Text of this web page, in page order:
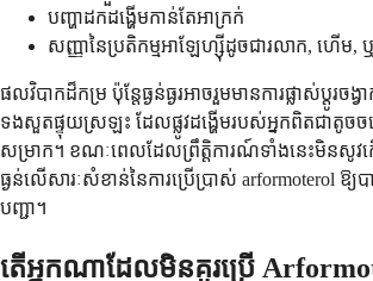
បញ្ហាដកដង្ហើមកាន់តែអាក្រក់
សញ្ញានៃប្រតិកម្មអាឡែហ្ស៊ីដូចជារលាក, ហើម,
ផលវិបាកដ៏កម្រ ប៉ុន្តែធ្ងន់ធ្ងរអាចរួមមានការផ្លាស់ប្តូរចង្វ
ទងសួតផ្ទុយស្រឡះ ដែលផ្លូវដង្ហើមរបស់អ្នកពិតជាតូចច
សម្រាក។ ខណៈពេលដែលព្រឹត្តិការណ៍ទាំងនេះមិនសូវក
ធ្ងន់លើសារៈសំខាន់នៃការប្រើប្រាស់ arformoterol ឱ្យបា
បញ្ជា។
តើអ្នកណាដែលមិនគួរប្រើ